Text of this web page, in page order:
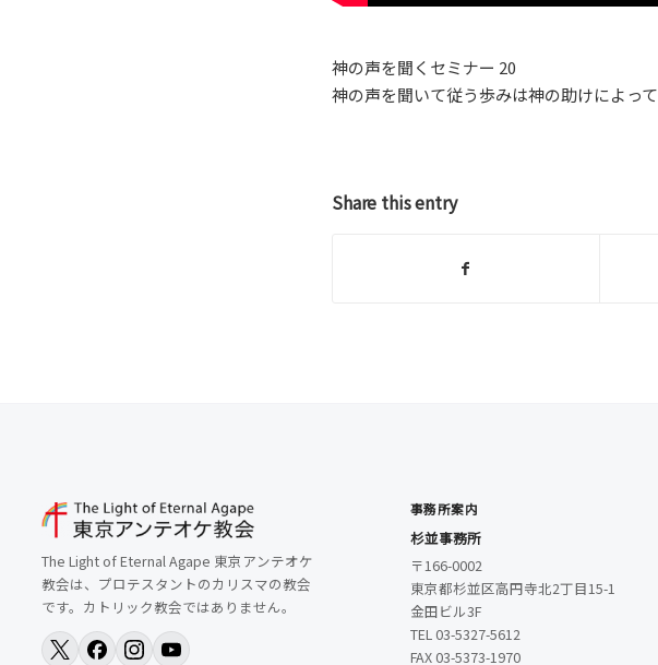
神の声を聞くセミナー 20
神の声を聞いて従う歩みは神の助けによって
Share this entry
The Light of Eternal Agape 東京アンテオケ
教会は、プロテスタントのカリスマの教会
です。カトリック教会ではありません。
事務所案内
杉並事務所
〒166-0002
東京都杉並区高円寺北2丁目15-1
金田ビル3F
TEL 03-5327-5612
FAX 03-5373-1970